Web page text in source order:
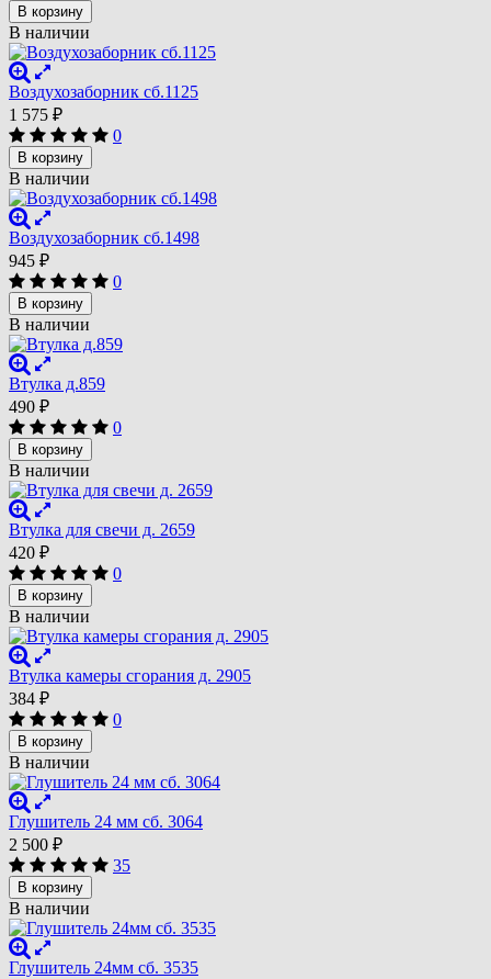
В корзину
В наличии
Воздухозаборник сб.1125
1 575 ₽
0
В корзину
В наличии
Воздухозаборник сб.1498
945 ₽
0
В корзину
В наличии
Втулка д.859
490 ₽
0
В корзину
В наличии
Втулка для свечи д. 2659
420 ₽
0
В корзину
В наличии
Втулка камеры сгорания д. 2905
384 ₽
0
В корзину
В наличии
Глушитель 24 мм сб. 3064
2 500 ₽
35
В корзину
В наличии
Глушитель 24мм сб. 3535